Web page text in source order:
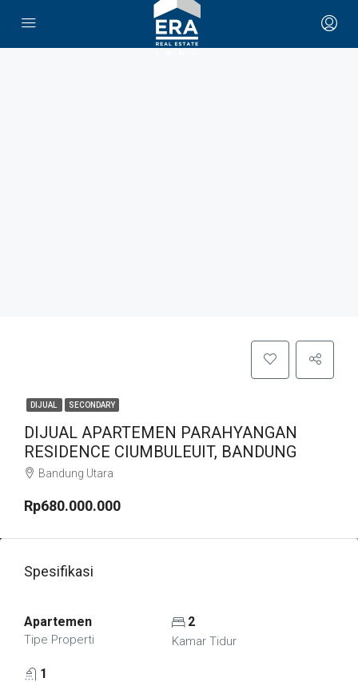
DIJUAL SECONDARY
DIJUAL APARTEMEN PARAHYANGAN
RESIDENCE CIUMBULEUIT, BANDUNG
Bandung Utara
Rp680.000.000
Spesifikasi
Apartemen
Tipe Properti
2
Kamar Tidur
1